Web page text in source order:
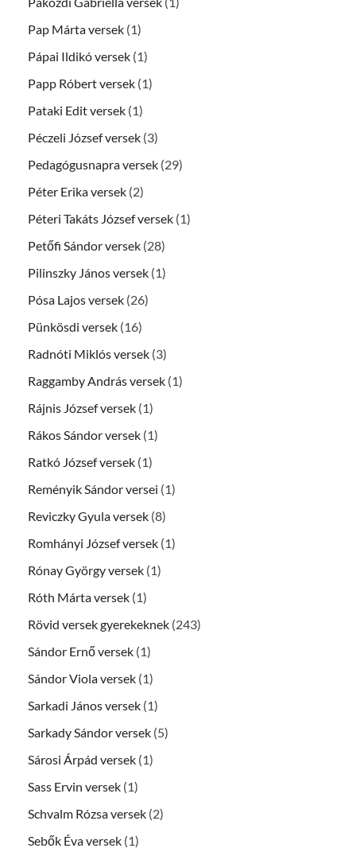
Pap Márta versek (1)
Pápai Ildikó versek (1)
Papp Róbert versek (1)
Pataki Edit versek (1)
Péczeli József versek (3)
Pedagógusnapra versek (29)
Péter Erika versek (2)
Péteri Takáts József versek (1)
Petőfi Sándor versek (28)
Pilinszky János versek (1)
Pósa Lajos versek (26)
Pünkösdi versek (16)
Radnóti Miklós versek (3)
Raggamby András versek (1)
Rájnis József versek (1)
Rákos Sándor versek (1)
Ratkó József versek (1)
Reményik Sándor versei (1)
Reviczky Gyula versek (8)
Romhányi József versek (1)
Rónay György versek (1)
Róth Márta versek (1)
Rövid versek gyerekeknek (243)
Sándor Ernő versek (1)
Sándor Viola versek (1)
Sarkadi János versek (1)
Sarkady Sándor versek (5)
Sárosi Árpád versek (1)
Sass Ervin versek (1)
Schvalm Rózsa versek (2)
Sebők Éva versek (1)